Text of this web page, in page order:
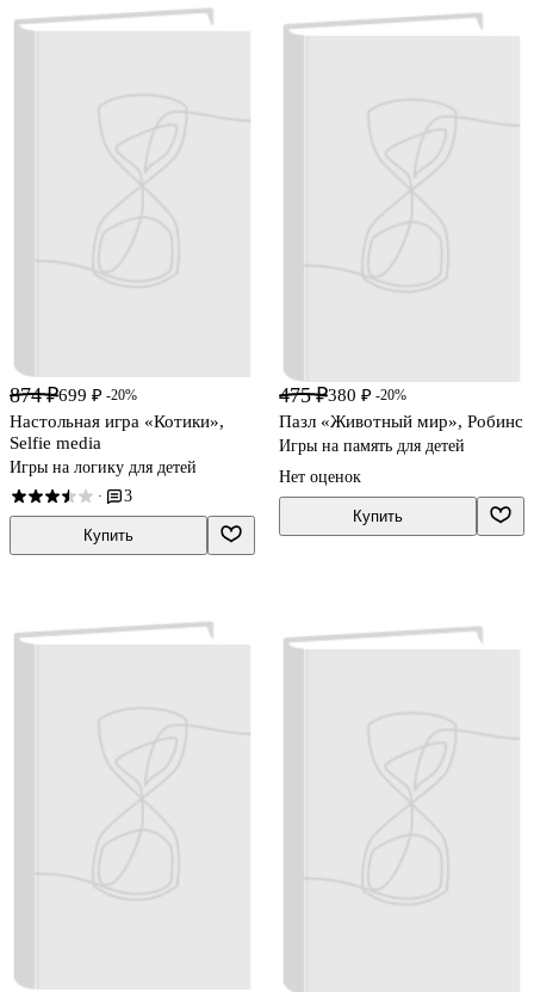
874 ₽699 ₽ -20%
Настольная игра «Котики»,
Selfie media
Игры на логику для детей
· 3
Купить
475 ₽380 ₽ -20%
Пазл «Животный мир», Робинс
Игры на память для детей
Нет оценок
Купить